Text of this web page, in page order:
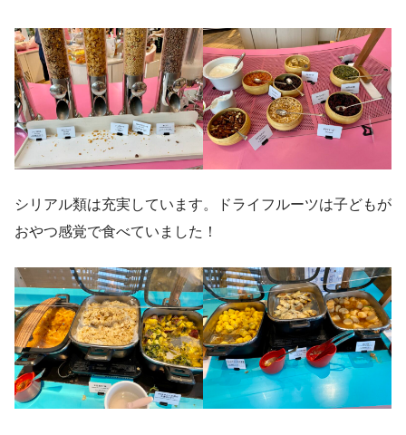
シリアル類は充実しています。ドライフルーツは子どもが
おやつ感覚で食べていました！